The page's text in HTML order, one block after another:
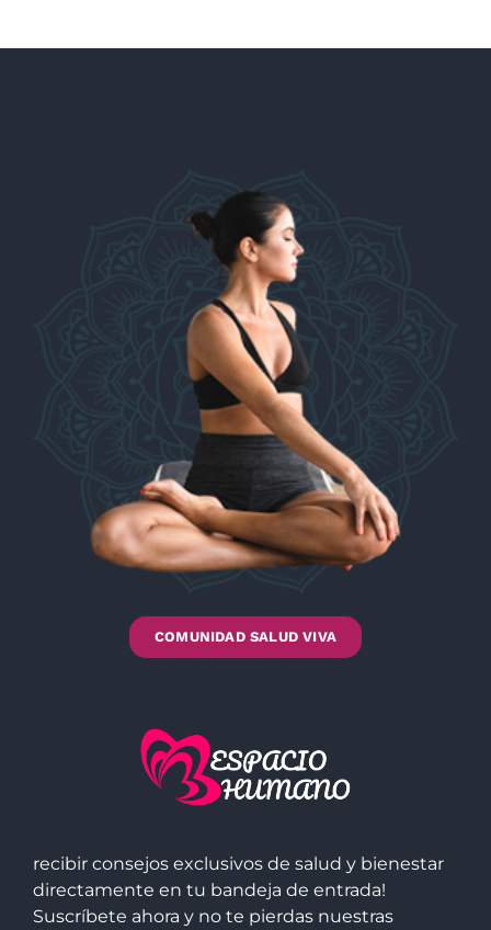
COMUNIDAD SALUD VIVA
recibir consejos exclusivos de salud y bienestar
directamente en tu bandeja de entrada!
Suscríbete ahora y no te pierdas nuestras